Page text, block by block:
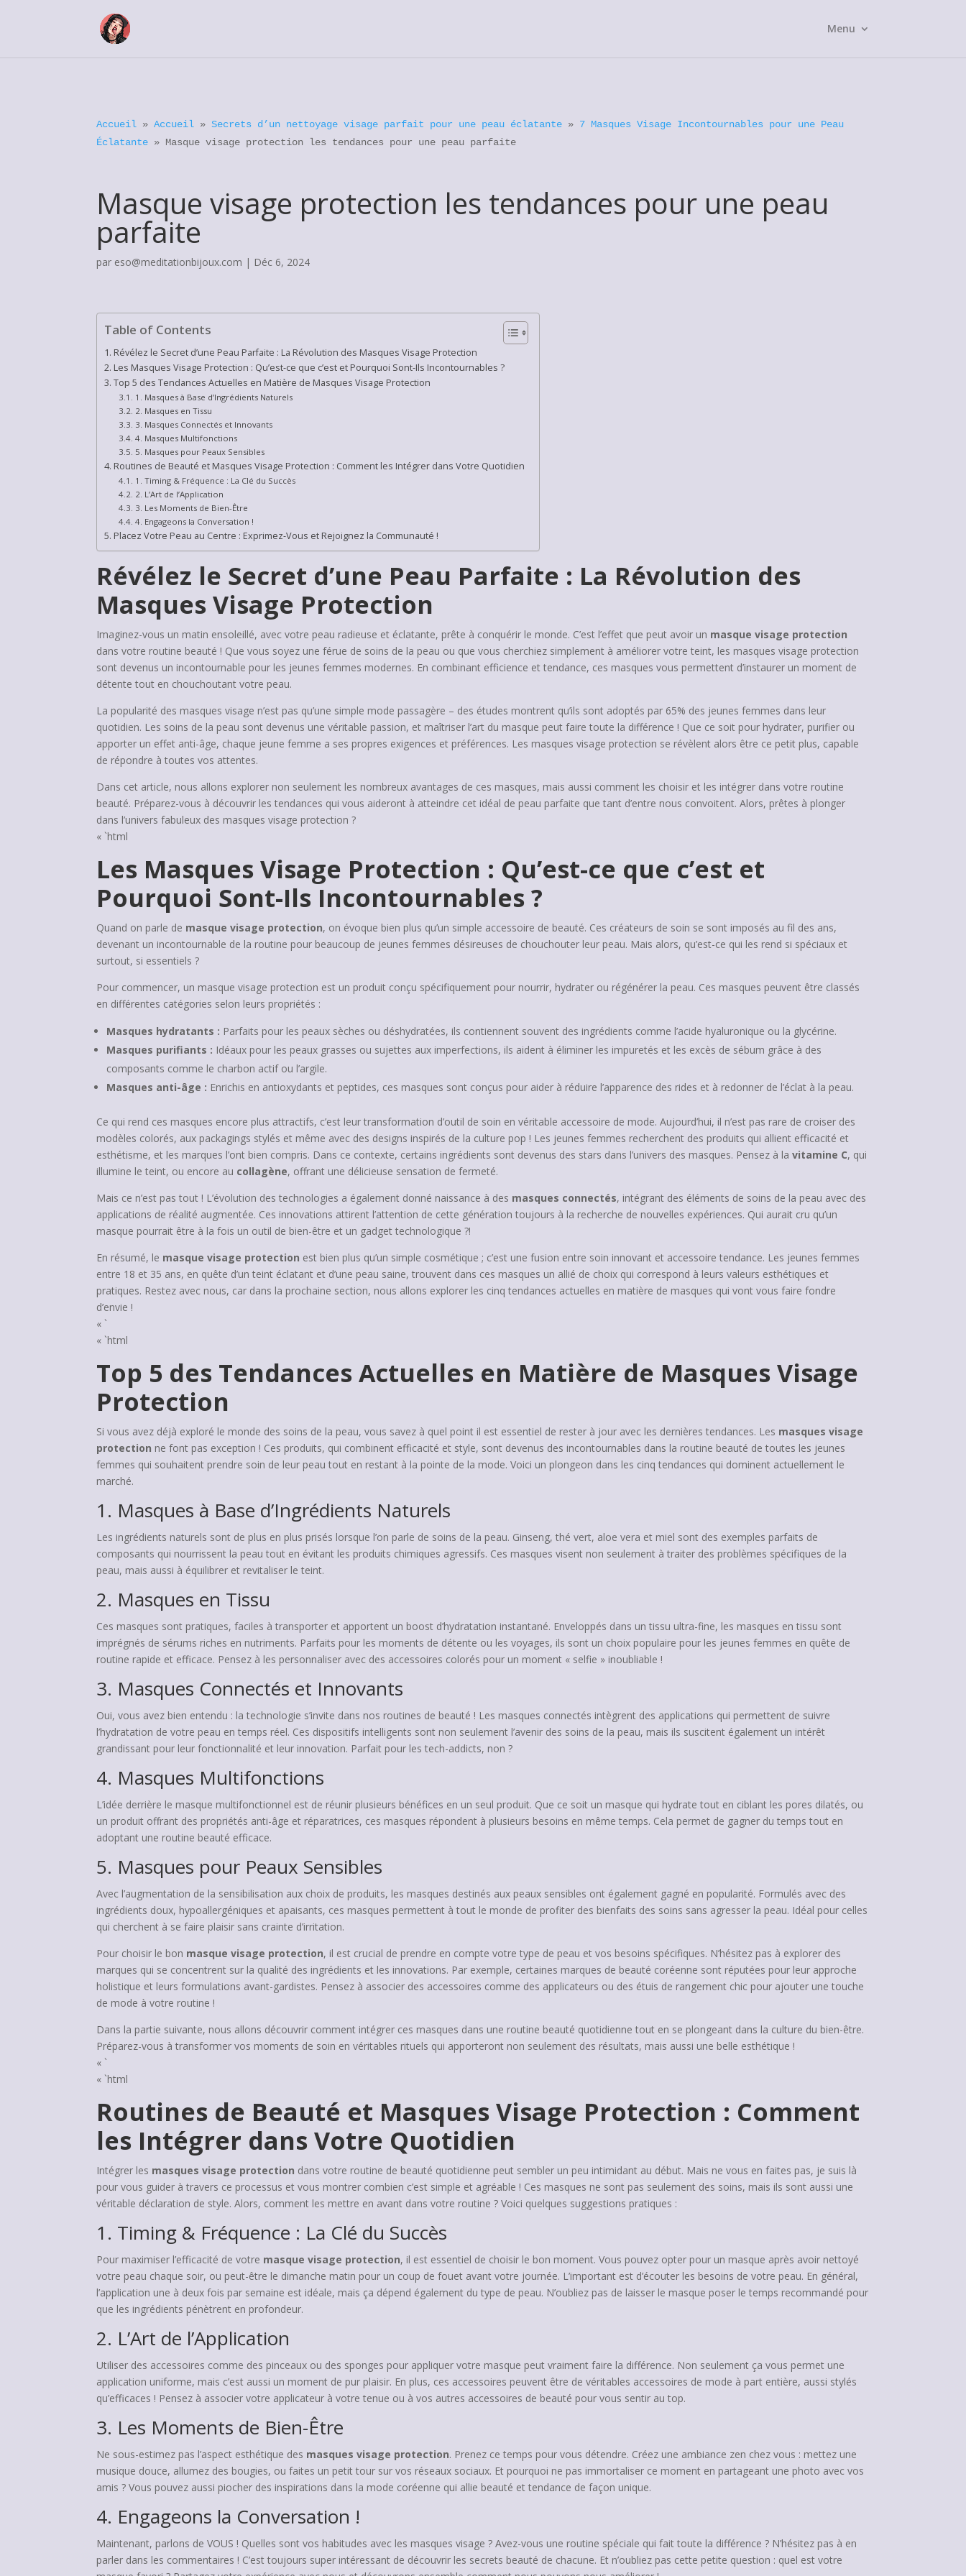
Menu
Accueil »Accueil »Secrets d’un nettoyage visage parfait pour une peau éclatante » 7 Masques Visage Incontournables pour une Peau
Éclatante » Masque visage protection les tendances pour une peau parfaite
Masque visage protection les tendances pour une peau
parfaite
par eso@meditationbijoux.com | Déc 6, 2024
Table of Contents
Révélez le Secret d’une Peau Parfaite : La Révolution des Masques Visage Protection
Les Masques Visage Protection : Qu’est-ce que c’est et Pourquoi Sont-Ils Incontournables ?
Top 5 des Tendances Actuelles en Matière de Masques Visage Protection
1. Masques à Base d’Ingrédients Naturels
2. Masques en Tissu
3. Masques Connectés et Innovants
4. Masques Multifonctions
5. Masques pour Peaux Sensibles
Routines de Beauté et Masques Visage Protection : Comment les Intégrer dans Votre Quotidien
1. Timing & Fréquence : La Clé du Succès
2. L’Art de l’Application
3. Les Moments de Bien-Être
4. Engageons la Conversation !
Placez Votre Peau au Centre : Exprimez-Vous et Rejoignez la Communauté !
Révélez le Secret d’une Peau Parfaite : La Révolution des
Masques Visage Protection
Imaginez-vous un matin ensoleillé, avec votre peau radieuse et éclatante, prête à conquérir le monde. C’est l’effet que peut avoir un masque visage protection
dans votre routine beauté ! Que vous soyez une férue de soins de la peau ou que vous cherchiez simplement à améliorer votre teint, les masques visage protection
sont devenus un incontournable pour les jeunes femmes modernes. En combinant efficience et tendance, ces masques vous permettent d’instaurer un moment de
détente tout en chouchoutant votre peau.
La popularité des masques visage n’est pas qu’une simple mode passagère – des études montrent qu’ils sont adoptés par 65% des jeunes femmes dans leur
quotidien. Les soins de la peau sont devenus une véritable passion, et maîtriser l’art du masque peut faire toute la différence ! Que ce soit pour hydrater, purifier ou
apporter un effet anti-âge, chaque jeune femme a ses propres exigences et préférences. Les masques visage protection se révèlent alors être ce petit plus, capable
de répondre à toutes vos attentes.
Dans cet article, nous allons explorer non seulement les nombreux avantages de ces masques, mais aussi comment les choisir et les intégrer dans votre routine
beauté. Préparez-vous à découvrir les tendances qui vous aideront à atteindre cet idéal de peau parfaite que tant d’entre nous convoitent. Alors, prêtes à plonger
dans l’univers fabuleux des masques visage protection ?
« `html
Les Masques Visage Protection : Qu’est-ce que c’est et
Pourquoi Sont-Ils Incontournables ?
Quand on parle de masque visage protection, on évoque bien plus qu’un simple accessoire de beauté. Ces créateurs de soin se sont imposés au fil des ans,
devenant un incontournable de la routine pour beaucoup de jeunes femmes désireuses de chouchouter leur peau. Mais alors, qu’est-ce qui les rend si spéciaux et
surtout, si essentiels ?
Pour commencer, un masque visage protection est un produit conçu spécifiquement pour nourrir, hydrater ou régénérer la peau. Ces masques peuvent être classés
en différentes catégories selon leurs propriétés :
Masques hydratants : Parfaits pour les peaux sèches ou déshydratées, ils contiennent souvent des ingrédients comme l’acide hyaluronique ou la glycérine.
Masques purifiants : Idéaux pour les peaux grasses ou sujettes aux imperfections, ils aident à éliminer les impuretés et les excès de sébum grâce à des
composants comme le charbon actif ou l’argile.
Masques anti-âge : Enrichis en antioxydants et peptides, ces masques sont conçus pour aider à réduire l’apparence des rides et à redonner de l’éclat à la peau.
Ce qui rend ces masques encore plus attractifs, c’est leur transformation d’outil de soin en véritable accessoire de mode. Aujourd’hui, il n’est pas rare de croiser des
modèles colorés, aux packagings stylés et même avec des designs inspirés de la culture pop ! Les jeunes femmes recherchent des produits qui allient efficacité et
esthétisme, et les marques l’ont bien compris. Dans ce contexte, certains ingrédients sont devenus des stars dans l’univers des masques. Pensez à lavitamine C, qui
illumine le teint, ou encore au collagène, offrant une délicieuse sensation de fermeté.
Mais ce n’est pas tout ! L’évolution des technologies a également donné naissance à des masques connectés, intégrant des éléments de soins de la peau avec des
applications de réalité augmentée. Ces innovations attirent l’attention de cette génération toujours à la recherche de nouvelles expériences. Qui aurait cru qu’un
masque pourrait être à la fois un outil de bien-être et un gadget technologique ?!
En résumé, le masque visage protection est bien plus qu’un simple cosmétique ; c’est une fusion entre soin innovant et accessoire tendance. Les jeunes femmes
entre 18 et 35 ans, en quête d’un teint éclatant et d’une peau saine, trouvent dans ces masques un allié de choix qui correspond à leurs valeurs esthétiques et
pratiques. Restez avec nous, car dans la prochaine section, nous allons explorer les cinq tendances actuelles en matière de masques qui vont vous faire fondre
d’envie !
« `
« `html
Top 5 des Tendances Actuelles en Matière de Masques Visage
Protection
Si vous avez déjà exploré le monde des soins de la peau, vous savez à quel point il est essentiel de rester à jour avec les dernières tendances. Les masques visage
protection ne font pas exception ! Ces produits, qui combinent efficacité et style, sont devenus des incontournables dans la routine beauté de toutes les jeunes
femmes qui souhaitent prendre soin de leur peau tout en restant à la pointe de la mode. Voici un plongeon dans les cinq tendances qui dominent actuellement le
marché.
1. Masques à Base d’Ingrédients Naturels
Les ingrédients naturels sont de plus en plus prisés lorsque l’on parle de soins de la peau. Ginseng, thé vert, aloe vera et miel sont des exemples parfaits de
composants qui nourrissent la peau tout en évitant les produits chimiques agressifs. Ces masques visent non seulement à traiter des problèmes spécifiques de la
peau, mais aussi à équilibrer et revitaliser le teint.
2. Masques en Tissu
Ces masques sont pratiques, faciles à transporter et apportent un boost d’hydratation instantané. Enveloppés dans un tissu ultra-fine, les masques en tissu sont
imprégnés de sérums riches en nutriments. Parfaits pour les moments de détente ou les voyages, ils sont un choix populaire pour les jeunes femmes en quête de
routine rapide et efficace. Pensez à les personnaliser avec des accessoires colorés pour un moment « selfie » inoubliable !
3. Masques Connectés et Innovants
Oui, vous avez bien entendu : la technologie s’invite dans nos routines de beauté ! Les masques connectés intègrent des applications qui permettent de suivre
l’hydratation de votre peau en temps réel. Ces dispositifs intelligents sont non seulement l’avenir des soins de la peau, mais ils suscitent également un intérêt
grandissant pour leur fonctionnalité et leur innovation. Parfait pour les tech-addicts, non ?
4. Masques Multifonctions
L’idée derrière le masque multifonctionnel est de réunir plusieurs bénéfices en un seul produit. Que ce soit un masque qui hydrate tout en ciblant les pores dilatés, ou
un produit offrant des propriétés anti-âge et réparatrices, ces masques répondent à plusieurs besoins en même temps. Cela permet de gagner du temps tout en
adoptant une routine beauté efficace.
5. Masques pour Peaux Sensibles
Avec l’augmentation de la sensibilisation aux choix de produits, les masques destinés aux peaux sensibles ont également gagné en popularité. Formulés avec des
ingrédients doux, hypoallergéniques et apaisants, ces masques permettent à tout le monde de profiter des bienfaits des soins sans agresser la peau. Idéal pour celles
qui cherchent à se faire plaisir sans crainte d’irritation.
Pour choisir le bon masque visage protection, il est crucial de prendre en compte votre type de peau et vos besoins spécifiques. N’hésitez pas à explorer des
marques qui se concentrent sur la qualité des ingrédients et les innovations. Par exemple, certaines marques de beauté coréenne sont réputées pour leur approche
holistique et leurs formulations avant-gardistes. Pensez à associer des accessoires comme des applicateurs ou des étuis de rangement chic pour ajouter une touche
de mode à votre routine !
Dans la partie suivante, nous allons découvrir comment intégrer ces masques dans une routine beauté quotidienne tout en se plongeant dans la culture du bien-être.
Préparez-vous à transformer vos moments de soin en véritables rituels qui apporteront non seulement des résultats, mais aussi une belle esthétique !
« `
« `html
Routines de Beauté et Masques Visage Protection : Comment
les Intégrer dans Votre Quotidien
Intégrer les masques visage protection dans votre routine de beauté quotidienne peut sembler un peu intimidant au début. Mais ne vous en faites pas, je suis là
pour vous guider à travers ce processus et vous montrer combien c’est simple et agréable ! Ces masques ne sont pas seulement des soins, mais ils sont aussi une
véritable déclaration de style. Alors, comment les mettre en avant dans votre routine ? Voici quelques suggestions pratiques :
1. Timing & Fréquence : La Clé du Succès
Pour maximiser l’efficacité de votre masque visage protection, il est essentiel de choisir le bon moment. Vous pouvez opter pour un masque après avoir nettoyé
votre peau chaque soir, ou peut-être le dimanche matin pour un coup de fouet avant votre journée. L’important est d’écouter les besoins de votre peau. En général,
l’application une à deux fois par semaine est idéale, mais ça dépend également du type de peau. N’oubliez pas de laisser le masque poser le temps recommandé pour
que les ingrédients pénètrent en profondeur.
2. L’Art de l’Application
Utiliser des accessoires comme des pinceaux ou des sponges pour appliquer votre masque peut vraiment faire la différence. Non seulement ça vous permet une
application uniforme, mais c’est aussi un moment de pur plaisir. En plus, ces accessoires peuvent être de véritables accessoires de mode à part entière, aussi stylés
qu’efficaces ! Pensez à associer votre applicateur à votre tenue ou à vos autres accessoires de beauté pour vous sentir au top.
3. Les Moments de Bien-Être
Ne sous-estimez pas l’aspect esthétique des masques visage protection. Prenez ce temps pour vous détendre. Créez une ambiance zen chez vous : mettez une
musique douce, allumez des bougies, ou faites un petit tour sur vos réseaux sociaux. Et pourquoi ne pas immortaliser ce moment en partageant une photo avec vos
amis ? Vous pouvez aussi piocher des inspirations dans la mode coréenne qui allie beauté et tendance de façon unique.
4. Engageons la Conversation !
Maintenant, parlons de VOUS ! Quelles sont vos habitudes avec les masques visage ? Avez-vous une routine spéciale qui fait toute la différence ? N’hésitez pas à en
parler dans les commentaires ! C’est toujours super intéressant de découvrir les secrets beauté de chacune. Et n’oubliez pas cette petite question : quel est votre